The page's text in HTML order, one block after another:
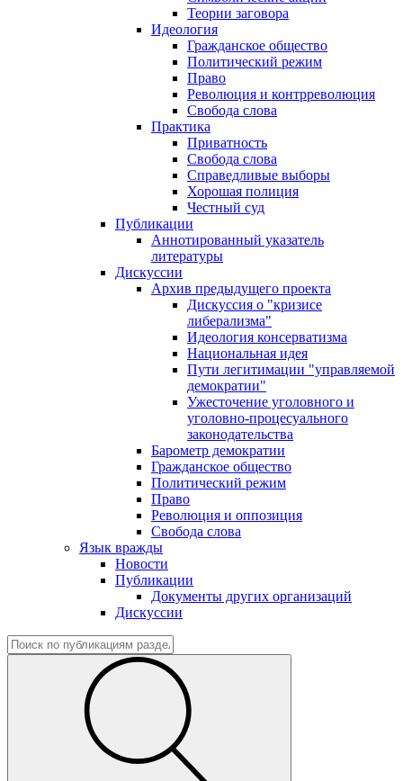
Теории заговора
Идеология
Гражданское общество
Политический режим
Право
Революция и контрреволюция
Свобода слова
Практика
Приватность
Свобода слова
Справедливые выборы
Хорошая полиция
Честный суд
Публикации
Аннотированный указатель
литературы
Дискуссии
Архив предыдущего проекта
Дискуссия о "кризисе
либерализма"
Идеология консерватизма
Национальная идея
Пути легитимации "управляемой
демократии"
Ужесточение уголовного и
уголовно-процесуального
законодательства
Барометр демократии
Гражданское общество
Политический режим
Право
Революция и оппозиция
Свобода слова
Язык вражды
Новости
Публикации
Документы других организаций
Дискуссии